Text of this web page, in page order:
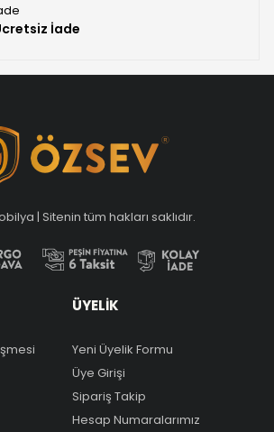
İade
| Sitenin tüm hakları saklıdır.
ÜYELİK
Yeni Üyelik Formu
Üye Girişi
Sipariş Takip
Hesap Numaralarımız